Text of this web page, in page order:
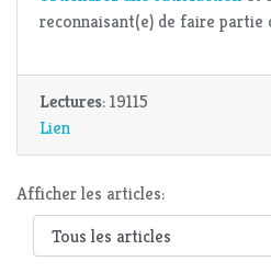
reconnaisant(e) de faire partie
Lectures: 19115
Lien
Afficher les articles: